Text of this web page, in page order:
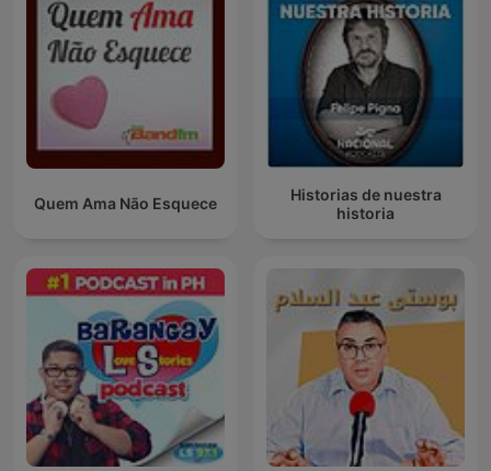
Quem Ama Não Esquece
Historias de nuestra
historia